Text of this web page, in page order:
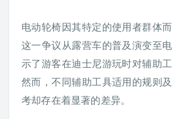
电动轮椅因其特定的使用者群体
这一争议从露营车的普及演变至
示了游客在迪士尼游玩时对辅助
然而，不同辅助工具适用的规则
考却存在着显著的差异。